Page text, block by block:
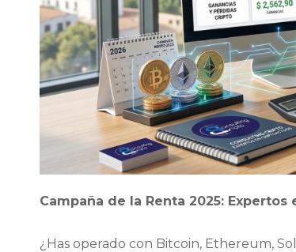
Campaña de la Renta 2025:
¿Has operado con Bitcoin, Ethereum,